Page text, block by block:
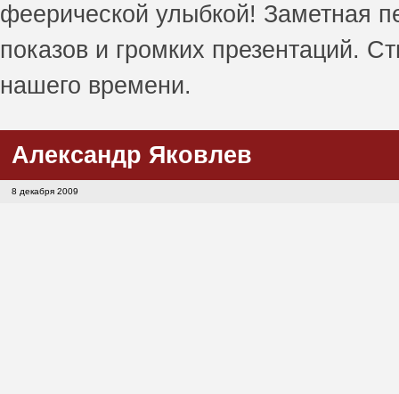
феерической улыбкой! Заметная
показов и громких презентаций.
нашего времени.
Александр Яковлев
8 декабря 2009